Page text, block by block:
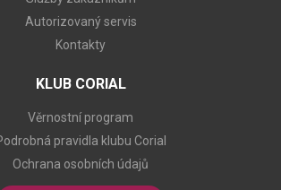
Autorizovaný servis
Kontakty
KLUB CORIAL
Věrnostní program
pravidla klubu Corial
Ochrana osobních údajů